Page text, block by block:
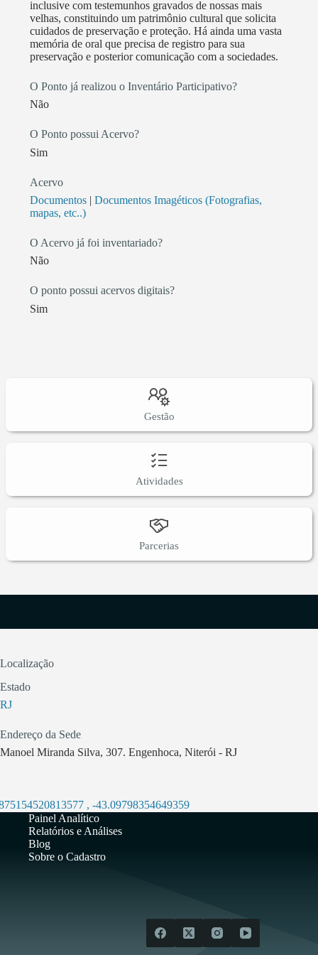
Cultura Viva da Secretaria das Culturas de Niterói,
desenvolvendo ações de formação, experiências de
criação de coreografias e diversas apresentações
públicas das artes acima destacadas, tendo como
público beneficiado jovens, adolescentes e crianças
residentes em favelas do bairro da Engenhoca e da
projetos O que é que o tambor come? Come Mão! e
Na Gira do Jongo, respectivamente com recursos da
Secretaria de Estado de Cultura e Economia Criativa
do Rio de Janeiro. O CEABIR participou de diversas
apresentações públicas como as recentemente
realizadas na Semana das Pretas, no Teatro Municipal
de Niterói (2022); na Conferência Estadual de Saúde,
Seminário Abolição a Contrapelo UFF (2022),
auditório do Instituto de Geociências. Promoveu em
Destaca-se também em sua história o trabalho
realizado com as artes do Jongo e da Capoeira em
escolas públicas de Niterói, particularmente as
inclusive com testemunhos gravados de nossas mais
velhas, constituindo um patrimônio cultural que solicita
cuidados de preservação e proteção. Há ainda uma vasta
memória de oral que precisa de registro para sua
preservação e posterior comunicação com a sociedades.
O Ponto já realizou o Inventário Participativo?
Não
O Ponto possui Acervo?
Sim
Acervo
Documentos | Documentos Imagéticos (Fotografias,
mapas, etc..)
O Acervo já foi inventariado?
Não
O ponto possui acervos digitais?
Sim
Gestão
Atividades
Parcerias
Localização
Estado
RJ
Endereço da Sede
Manoel Miranda Silva, 307. Engenhoca, Niterói - RJ
, -43.09798354649359
Painel Analítico
Relatórios e Análises
Blog
Sobre o Cadastro